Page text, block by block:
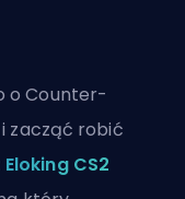
o Counter-
zacząć robić
CS2